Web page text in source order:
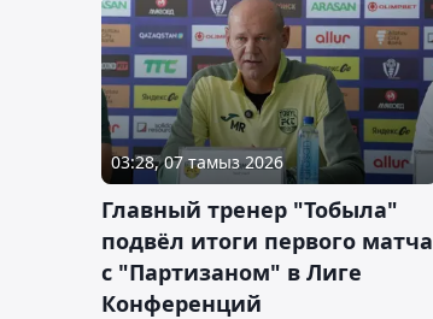
03:28, 07 тамыз 2026
Главный тренер "Тобыла"
подвёл итоги первого матча
с "Партизаном" в Лиге
Конференций